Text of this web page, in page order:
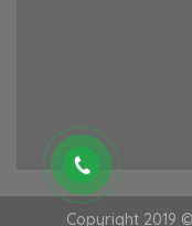
Copyright 2019